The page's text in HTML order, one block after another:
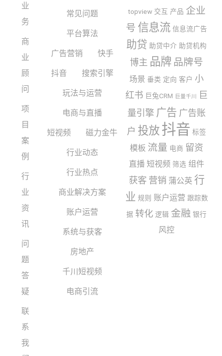
业
务
商
业
顾
问
项
目
案
例
行
业
资
讯
问
题
答
疑
联
系
我
常见问题
平台算法
广告营销 快手
抖音 搜索引擎
玩法与运营
电商与直播
短视频 磁力金牛
行业动态
行业热点
商业解决方案
账户运营
系统与获客
房地产
千川短视频
电商引流
topview 交互 产品 企业
号 信息流 信息流广告
助贷 助贷中介 助贷机构
博主 品牌 品牌号
场景 垂类 定向 客户 小
红书 巨兔CRM 巨量千川
巨
量引擎 广告 广告账
户 投放抖音 标签
模板 流量 电商 留资
直播 短视频 筛选 组件
获客 营销 蒲公英 行
业 规则 账户运营 跟踪数
据 转化 逻辑 金融 银行
风控